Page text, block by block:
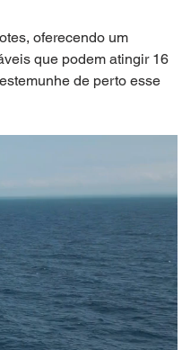
oferecendo um
que podem atingir 16
de perto esse